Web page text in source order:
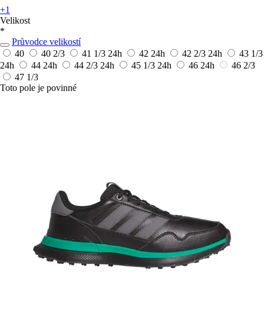
+1
Velikost
*
Průvodce velikostí
40
40 2/3 41 1/3 24h 42 24h 42 2/3 24h
43 1/3
24h
44 24h 44 2/3 24h 45 1/3 24h 46 24h
46 2/3
47 1/3
Toto pole je povinné